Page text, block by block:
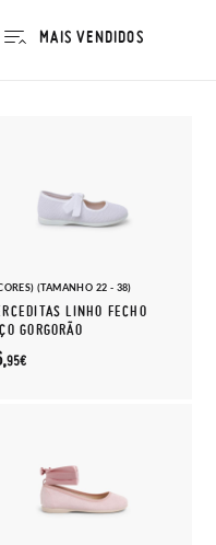
(TAMANHO 22 - 38)
LINHO FECHO
GORGORÃO
95€